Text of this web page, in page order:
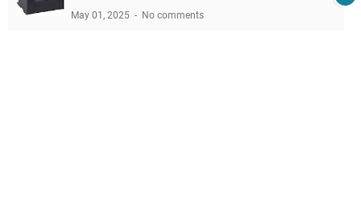
May 01, 2025 No comments